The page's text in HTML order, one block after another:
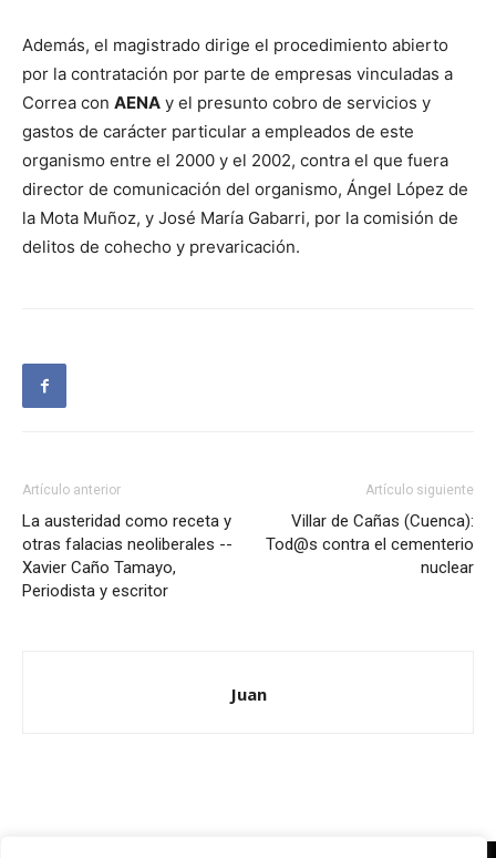
Además, el magistrado dirige el procedimiento abierto
por la contratación por parte de empresas vinculadas a
Correa con AENA y el presunto cobro de servicios y
gastos de carácter particular a empleados de este
organismo entre el 2000 y el 2002, contra el que fuera
director de comunicación del organismo, Ángel López de
la Mota Muñoz, y José María Gabarri, por la comisión de
delitos de cohecho y prevaricación.
Artículo anterior
La austeridad como receta y
otras falacias neoliberales --
Xavier Caño Tamayo,
Periodista y escritor
Artículo siguiente
Villar de Cañas (Cuenca):
Tod@s contra el cementerio
nuclear
Juan